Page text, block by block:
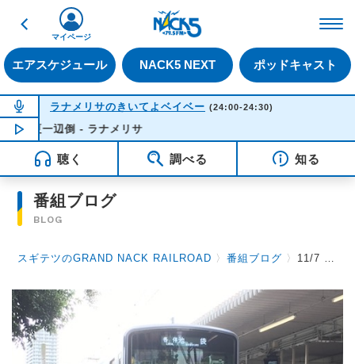
戻る
エアスケジュール NACK5 NEXT ポッドキャスト
マイページ
NOW ON AIR
ラナメリサのきいてよベイベー (24:00-24:30)
NOW PLAYING 00:03
倒 - ラナメリサ
聴く 調べる 知る
番組ブログ
BLOG
スギテツのGRAND NACK RAILROAD 〉番組ブログ 〉 11/7 写真で振り返る番組の10年 Part 5